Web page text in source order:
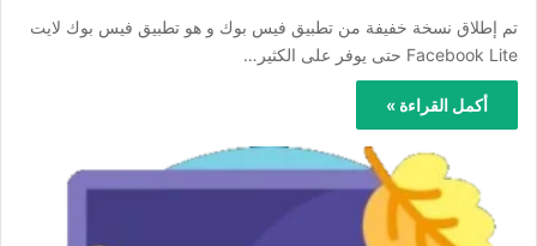
تم إطلاق نسخة خفيفة من تطبيق فيس بوك و هو تطبيق فيس بوك لايت
Facebook Lite حتى يوفر على الكثير…
أكمل القراءة »